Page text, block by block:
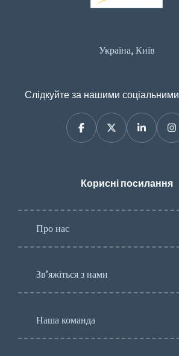
Україна, Київ
Слідкуйте за нашими
Корисні посилання
Про нас
Зв’яжіться з нами
Наша команда